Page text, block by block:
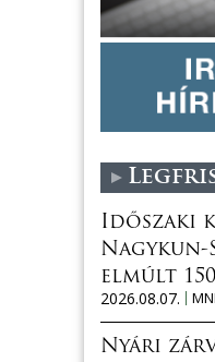
Időszaki
Nagykun-
elmúlt
2026.08.07.
Nyári